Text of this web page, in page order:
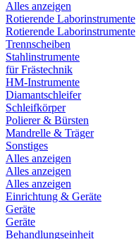
Alles anzeigen
Rotierende Laborinstrumente
Rotierende Laborinstrumente
Trennscheiben
Stahlinstrumente
für Frästechnik
HM-Instrumente
Diamantschleifer
Schleifkörper
Polierer & Bürsten
Mandrelle & Träger
Sonstiges
Alles anzeigen
Alles anzeigen
Alles anzeigen
Einrichtung & Geräte
Geräte
Geräte
Behandlungseinheit